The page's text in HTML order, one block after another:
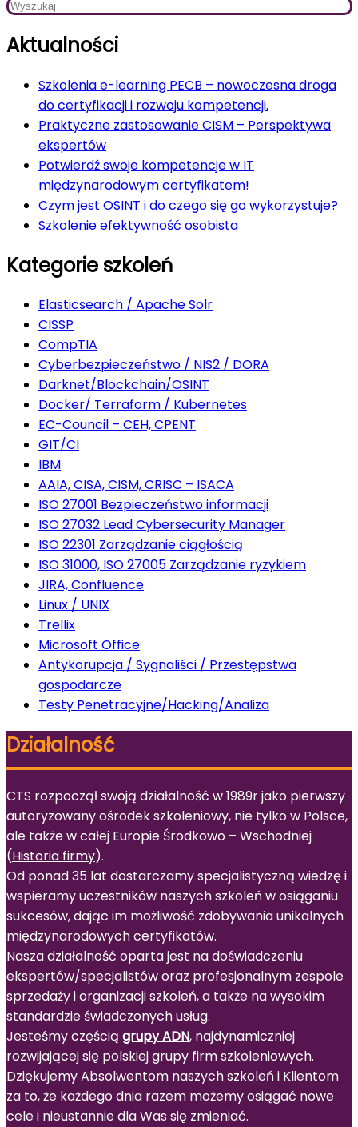
Aktualności
Szkolenia e-learning PECB – nowoczesna droga
do certyfikacji i rozwoju kompetencji.
Praktyczne zastosowanie CISM – Perspektywa
ekspertów
Potwierdź swoje kompetencje w IT
międzynarodowym certyfikatem!
Czym jest OSINT i do czego się go wykorzystuje?
Szkolenie efektywność osobista
Kategorie szkoleń
Elasticsearch / Apache Solr
CISSP
CompTIA
Cyberbezpieczeństwo / NIS2 / DORA
Darknet/Blockchain/OSINT
Docker/ Terraform / Kubernetes
EC-Council – CEH, CPENT
GIT/CI
IBM
AAIA, CISA, CISM, CRISC – ISACA
ISO 27001 Bezpieczeństwo informacji
ISO 27032 Lead Cybersecurity Manager
ISO 22301 Zarządzanie ciągłością
ISO 31000, ISO 27005 Zarządzanie ryzykiem
JIRA, Confluence
Linux / UNIX
Trellix
Microsoft Office
Antykorupcja / Sygnaliści / Przestępstwa
gospodarcze
Testy Penetracyjne/Hacking/Analiza
Działalność
CTS rozpoczął swoją działalność w 1989r jako pierwszy
autoryzowany ośrodek szkoleniowy, nie tylko w Polsce,
ale także w całej Europie Środkowo – Wschodniej
(Historia firmy).
Od ponad 35 lat dostarczamy specjalistyczną wiedzę i
wspieramy uczestników naszych szkoleń w osiąganiu
sukcesów, dając im możliwość zdobywania unikalnych
międzynarodowych certyfikatów.
Nasza działalność oparta jest na doświadczeniu
ekspertów/specjalistów oraz profesjonalnym zespole
sprzedaży i organizacji szkoleń, a także na wysokim
standardzie świadczonych usług.
Jesteśmy częścią grupy ADN, najdynamiczniej
rozwijającej się polskiej grupy firm szkoleniowych.
Dziękujemy Absolwentom naszych szkoleń i Klientom
za to, że każdego dnia razem możemy osiągać nowe
cele i nieustannie dla Was się zmieniać.